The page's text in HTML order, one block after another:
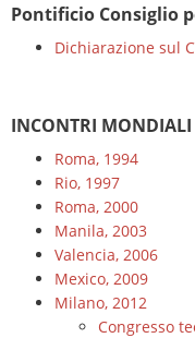
Pontificio Consiglio
Dichiarazione sul
INCONTRI MONDIALI
Roma, 1994
Rio, 1997
Roma, 2000
Manila, 2003
Valencia, 2006
Mexico, 2009
Milano, 2012
Congresso